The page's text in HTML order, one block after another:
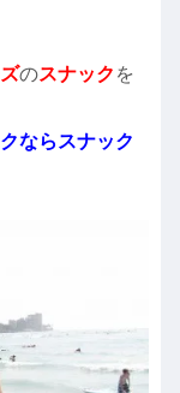
のスナック を
ならスナック